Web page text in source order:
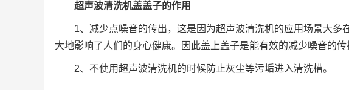
超声波清洗机盖盖子的作用
1、减少点噪音的传出，这是因为超声波清洗机的应用场景大
大地影响了人们的身心健康。因此盖上盖子是能有效的减少噪音的传
2、不使用超声波清洗机的时候防止灰尘等污垢进入清洗槽。